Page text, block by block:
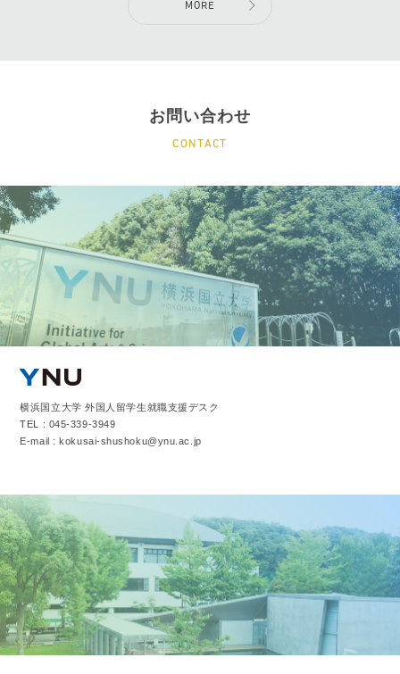
MORE
お問い合わせ
CONTACT
横浜国立大学 外国人留学生就職支援デスク
TEL : 045-339-3949
E-mail : kokusai-shushoku@ynu.ac.jp